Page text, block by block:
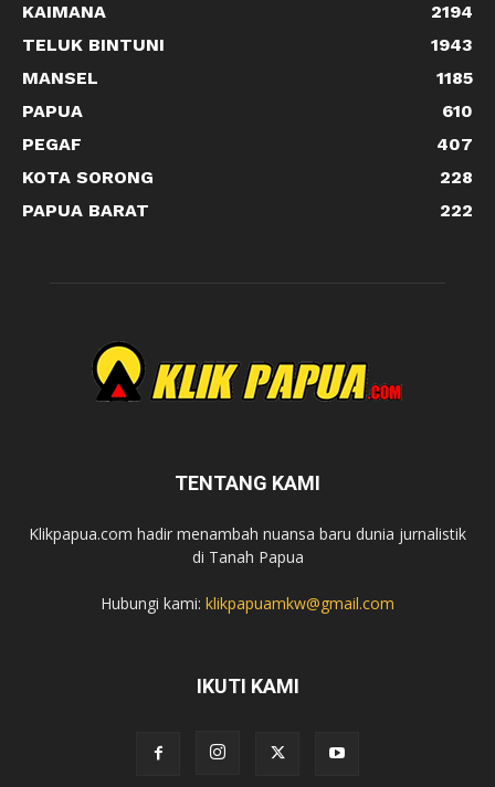
KAIMANA
2194
TELUK BINTUNI
1943
MANSEL
1185
PAPUA
610
PEGAF
407
KOTA SORONG
228
PAPUA BARAT
222
TENTANG KAMI
Klikpapua.com hadir menambah nuansa baru dunia jurnalistik
di Tanah Papua
Hubungi kami: klikpapuamkw@gmail.com
IKUTI KAMI